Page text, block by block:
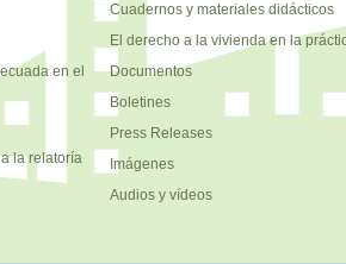
en el
la relatoría
Cuadernos y materiales didácticos
El derecho a la vivienda en la
Documentos
Boletines
Press Releases
Imágenes
Audios y vídeos